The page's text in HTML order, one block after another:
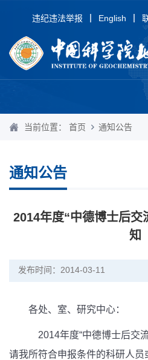
违纪违法举报 English
当前位置： 首页 通知公告
通知公告
2014年度“中德博士后交
知
发布时间：2014-03-11
各处、室、研究中心：
2014年度“中德博士后交
请我所符合申报条件的科研人员